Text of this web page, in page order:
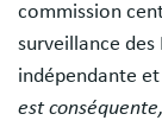
commission
surveillance des
indépendante
est